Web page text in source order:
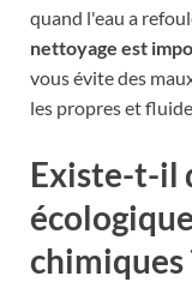
quand l'eau a
nettoyage est
vous évite des
les propres et
Existe-t-il
chimiques